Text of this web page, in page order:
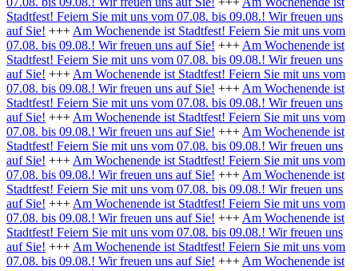
Stadtfest! Feiern Sie mit uns vom 07.08. bis 09.08.! Wir freuen uns
auf Sie! +++ Am Wochenende ist Stadtfest! Feiern Sie mit uns vom
07.08. bis 09.08.! Wir freuen uns auf Sie! +++ Am Wochenende ist
Stadtfest! Feiern Sie mit uns vom 07.08. bis 09.08.! Wir freuen uns
auf Sie! +++ Am Wochenende ist Stadtfest! Feiern Sie mit uns vom
07.08. bis 09.08.! Wir freuen uns auf Sie! +++ Am Wochenende ist
Stadtfest! Feiern Sie mit uns vom 07.08. bis 09.08.! Wir freuen uns
auf Sie! +++ Am Wochenende ist Stadtfest! Feiern Sie mit uns vom
07.08. bis 09.08.! Wir freuen uns auf Sie! +++ Am Wochenende ist
Stadtfest! Feiern Sie mit uns vom 07.08. bis 09.08.! Wir freuen uns
auf Sie! +++ Am Wochenende ist Stadtfest! Feiern Sie mit uns vom
07.08. bis 09.08.! Wir freuen uns auf Sie! +++ Am Wochenende ist
Stadtfest! Feiern Sie mit uns vom 07.08. bis 09.08.! Wir freuen uns
auf Sie! +++ Am Wochenende ist Stadtfest! Feiern Sie mit uns vom
07.08. bis 09.08.! Wir freuen uns auf Sie! +++ Am Wochenende ist
Stadtfest! Feiern Sie mit uns vom 07.08. bis 09.08.! Wir freuen uns
auf Sie! +++ Am Wochenende ist Stadtfest! Feiern Sie mit uns vom
07.08. bis 09.08.! Wir freuen uns auf Sie! +++ Am Wochenende ist